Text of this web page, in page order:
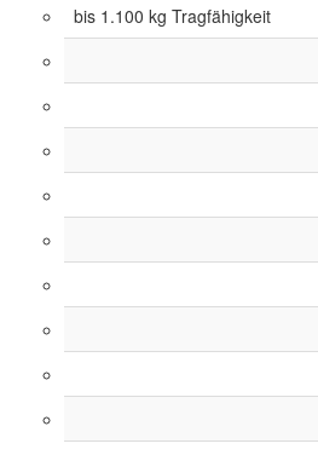
bis 1.100 kg Tragfähigkeit